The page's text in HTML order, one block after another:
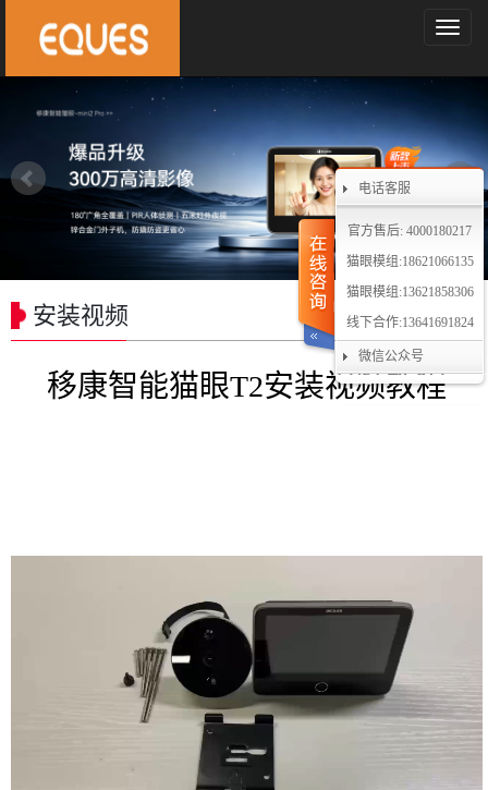
电话客服
官方售后: 4000180217
猫眼模组:18621066135
猫眼模组:13621858306
线下合作:13641691824
微信公众号
导
菜
安装视频
移康智能猫眼T2安装视频教程